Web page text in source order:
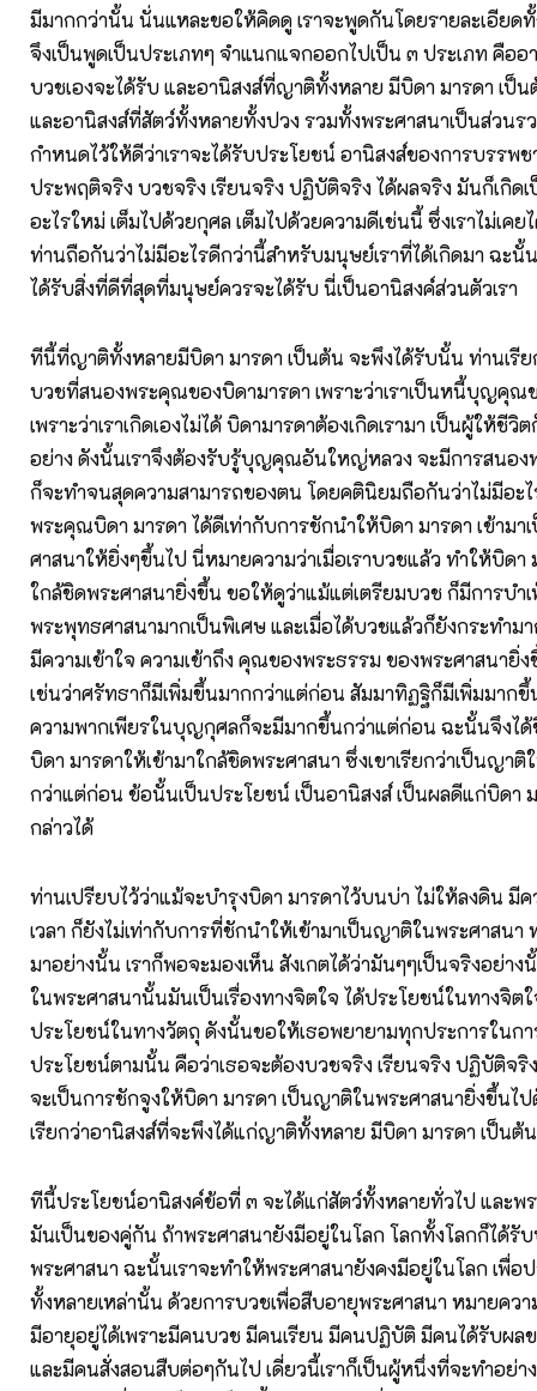
มีมากกว่านั้น นั่นแหละขอให้คิดดู เราจะพูดกันโดยรายละเอียด
จึงเป็นพูดเป็นประเภทๆ จำแนกแจกออกไปเป็น ๓ ประเภท คืออ
บวชเองจะได้รับ และอานิสงส์ที่ญาติทั้งหลาย มีบิดา มารดา เป็
และอานิสงส์ที่สัตว์ทั้งหลายทั้งปวง รวมทั้งพระศาสนาเป็นส่วนร
กำหนดไว้ให้ดีว่าเราจะได้รับประโยชน์ อานิสงส์ของการบรรพช
ประพฤติจริง บวชจริง เรียนจริง ปฏิบัติจริง ได้ผลจริง มันก็เกิด
อะไรใหม่ เต็มไปด้วยกุศล เต็มไปด้วยความดีเช่นนี้ ซึ่งเราไม่เค
ท่านถือกันว่าไม่มีอะไรดีกว่านี้สำหรับมนุษย์เราที่ได้เกิดมา ฉะนั้น
ได้รับสิ่งที่ดีที่สุดที่มนุษย์ควรจะได้รับ นี่เป็นอานิสงค์ส่วนตัวเรา
ทีนี้ที่ญาติทั้งหลายมีบิดา มารดา เป็นต้น จะพึงได้รับนั้น ท่านเรีย
บวชที่สนองพระคุณของบิดามารดา เพราะว่าเราเป็นหนี้บุญคุณ
เพราะว่าเราเกิดเองไม่ได้ บิดามารดาต้องเกิดเรามา เป็นผู้ให้ชีวิ
อย่าง ดังนั้นเราจึงต้องรับรู้บุญคุณอันใหญ่หลวง จะมีการสนอง
ก็จะทำจนสุดความสามารถของตน โดยคตินิยมถือกันว่าไม่มีอะไ
พระคุณบิดา มารดา ได้ดีเท่ากับการชักนำให้บิดา มารดา เข้าม
ศาสนาให้ยิ่งๆขึ้นไป นี่หมายความว่าเมื่อเราบวชแล้ว ทำให้บิดา
ใกล้ชิดพระศาสนายิ่งขึ้น ขอให้ดูว่าแม้แต่เตรียมบวช ก็มีการบำ
พระพุทธศาสนามากเป็นพิเศษ และเมื่อได้บวชแล้วก็ยังกระทำม
มีความเข้าใจ ความเข้าถึง คุณของพระธรรม ของพระศาสนายิ่
เช่นว่าศรัทธาก็มีเพิ่มขึ้นมากกว่าแต่ก่อน สัมมาทิฏฐิก็มีเพิ่มมาก
ความพากเพียรในบุญกุศลก็จะมีมากขึ้นกว่าแต่ก่อน ฉะนั้นจึงได้
บิดา มารดาให้เข้ามาใกล้ชิดพระศาสนา ซึ่งเขาเรียกว่าเป็นญา
กว่าแต่ก่อน ข้อนั้นเป็นประโยชน์ เป็นอานิสงส์ เป็นผลดีแก่บิดา
กล่าวได้
ท่านเปรียบไว้ว่าแม้จะบำรุงบิดา มารดาไว้บนบ่า ไม่ให้ลงดิน มี
เวลา ก็ยังไม่เท่ากับการที่ชักนำให้เข้ามาเป็นญาติในพระศาสน
มาอย่างนั้น เราก็พอจะมองเห็น สังเกตได้ว่ามันๆๆเป็นจริงอย่า
ในพระศาสนานั้นมันเป็นเรื่องทางจิตใจ ได้ประโยชน์ในทางจิต
ประโยชน์ในทางวัตถุ ดังนั้นขอให้เธอพยายามทุกประการในกา
ประโยชน์ตามนั้น คือว่าเธอจะต้องบวชจริง เรียนจริง ปฏิบัติจริ
จะเป็นการชักจูงให้บิดา มารดา เป็นญาติในพระศาสนายิ่งขึ้นไ
เรียกว่าอานิสงส์ที่จะพึงได้แก่ญาติทั้งหลาย มีบิดา มารดา เป็นต้น
ทีนี้ประโยชน์อานิสงค์ข้อที่ ๓ จะได้แก่สัตว์ทั้งหลายทั่วไป และพ
มันเป็นของคู่กัน ถ้าพระศาสนายังมีอยู่ในโลก โลกทั้งโลกก็ได้รั
พระศาสนา ฉะนั้นเราจะทำให้พระศาสนายังคงมีอยู่ในโลก เพื่อ
ทั้งหลายเหล่านั้น ด้วยการบวชเพื่อสืบอายุพระศาสนา หมายควา
มีอายุอยู่ได้เพราะมีคนบวช มีคนเรียน มีคนปฏิบัติ มีคนได้รับผล
และมีคนสั่งสอนสืบต่อๆกันไป เดี่ยวนี้เราก็เป็นผู้หนึ่งที่จะทำอย่